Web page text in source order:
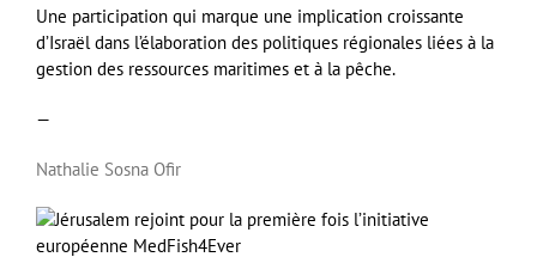
Une participation qui marque une implication croissante
d’Israël dans l’élaboration des politiques régionales liées à la
gestion des ressources maritimes et à la pêche.
—
Nathalie Sosna Ofir